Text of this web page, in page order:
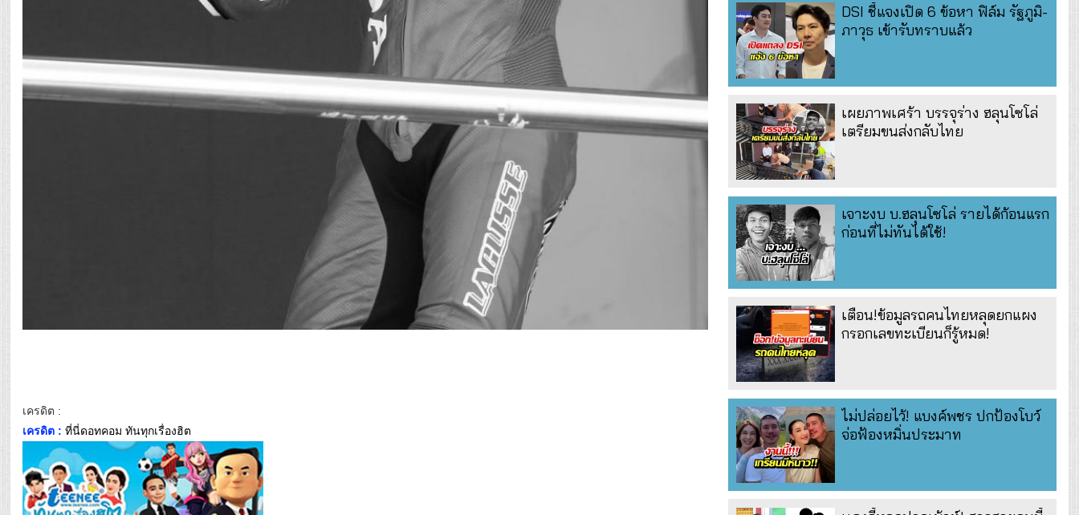
เครดิต :
เครดิต : ที่นี่ดอทคอม ทันทุกเรื่องฮิต
DSI ชี้แจงเปิด 6 ข้อหา ฟิล์ม รัฐภูมิ-
ภาวุธ เข้ารับทราบแล้ว
เผยภาพเศร้า บรรจุร่าง ฮลุนโซโล่
เตรียมขนส่งกลับไทย
เจาะงบ บ.ฮลุนโซโล่ รายได้ก้อนแรก
ก่อนที่ไม่ทันได้ใช้!
เตือน!ข้อมูลรถคนไทยหลุดยกแผง
กรอกเลขทะเบียนก็รู้หมด!
ไม่ปล่อยไว้! แบงค์พชร ปกป้องโบว์
จ่อฟ้องหมิ่นประมาท